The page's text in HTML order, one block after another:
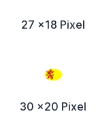
27 x18 Pixel
30 x20 Pixel